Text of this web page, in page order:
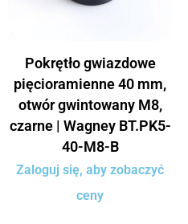
Pokrętło gwiazdowe
pięcioramienne 40 mm,
otwór gwintowany M8,
czarne | Wagney BT.PK5-
40-M8-B
Zaloguj się, aby zobaczyć
ceny